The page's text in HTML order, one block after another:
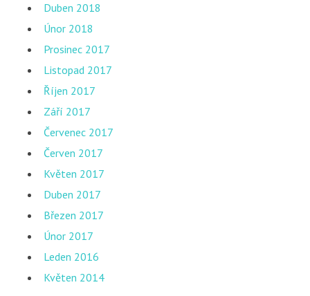
Duben 2018
Únor 2018
Prosinec 2017
Listopad 2017
Říjen 2017
Září 2017
Červenec 2017
Červen 2017
Květen 2017
Duben 2017
Březen 2017
Únor 2017
Leden 2016
Květen 2014